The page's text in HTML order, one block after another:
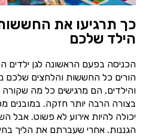
כך תרגיעו את
הילד שלכם
הכניסה בפעם הראשונה לגן ילדים
הורים כל החששות והלחצים שלכם
והילדים, הם מרגישים כל מה שקורה
בצורה הרבה יותר חזקה. במובנים
יכולה להיות אירוע לא פשוט. אבל
הגננות. אחרי שעברתם את הליך